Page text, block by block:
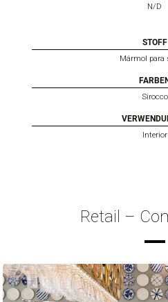
N/D
STOFF
Mármol para
Sirocco
Interior
Retail –